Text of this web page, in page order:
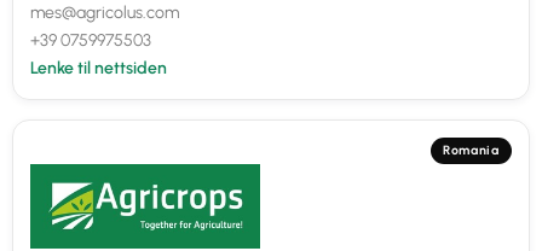
mes@agricolus.com
+39 0759975503
Lenke til nettsiden
Romania